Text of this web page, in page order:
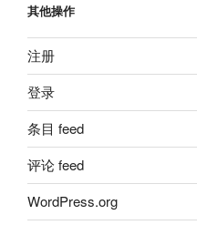
其他操作
注册
登录
条目 feed
评论 feed
WordPress.org